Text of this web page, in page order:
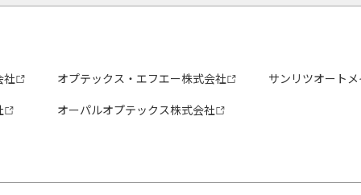
社 オプテックス・エフエー株式会社
サンリツオート
オーパルオプテックス株式会社